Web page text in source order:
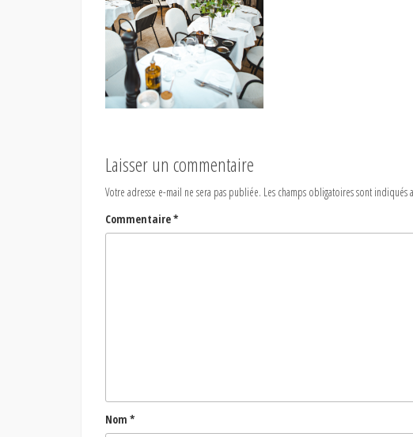
Laisser un commentaire
Votre adresse e-mail ne sera pas publiée. Les champs obligatoires sont indiqués
Commentaire*
Nom *